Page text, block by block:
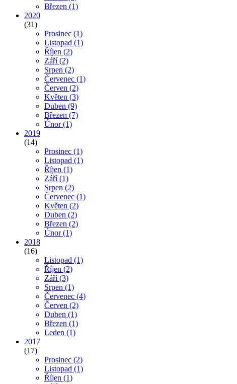
Březen (1)
2020
(31)
Prosinec (1)
Listopad (1)
Říjen (2)
Září(2)
Srpen (2)
Červenec (1)
Červen (2)
Květen (3)
Duben (9)
Březen (7)
Únor(1)
2019
(14)
Prosinec (1)
Listopad (1)
Říjen (1)
Září(1)
Srpen (2)
Červenec (1)
Květen (2)
Duben (2)
Březen (2)
Únor(1)
2018
(16)
Listopad (1)
Říjen (2)
Září(3)
Srpen (1)
Červenec (4)
Červen (2)
Duben (1)
Březen (1)
Leden (1)
2017
(17)
Prosinec (2)
Listopad (1)
Říjen (1)